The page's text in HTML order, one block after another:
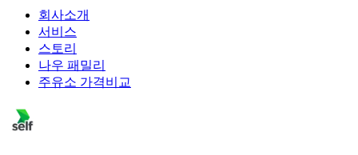
회사소개
서비스
스토리
나우 패밀리
주유소 가격비교